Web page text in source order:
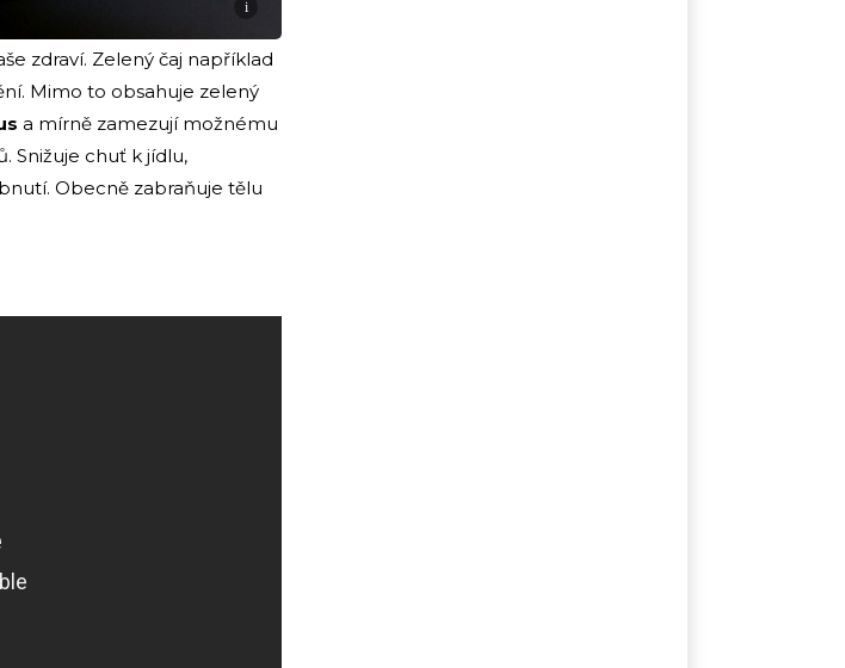
i
zdraví. Zelený čaj například
Mimo to obsahuje zelený
a mírně zamezují možnému
Snižuje chuť k jídlu,
Obecně zabraňuje tělu